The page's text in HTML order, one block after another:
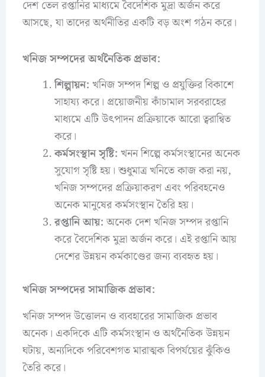
দেশ তেল রপ্তানির মাধ্যমে বৈদেশিক মুদ্রা অর্জন করে
আসছে, যা তাদের অর্থনীতির একটি বড় অংশ গঠন করে।
খনিজ সম্পদের অর্থনৈতিক প্রভাব:
শিল্পায়ন: খনিজ সম্পদ শিল্প ও প্রযুক্তির বিকাশে
সাহায্য করে। প্রয়োজনীয় কাঁচামাল সরবরাহের
মাধ্যমে এটি উৎপাদন প্রক্রিয়াকে আরো ত্বরান্বিত
করে।
কর্মসংস্থান সৃষ্টি: খনন শিল্পে কর্মসংস্থানের অনেক
সুযোগ সৃষ্টি হয়। শুধুমাত্র খনিতে কাজ করা নয়,
খনিজ সম্পদের প্রক্রিয়াকরণ এবং পরিবহনেও
অনেক মানুষের কর্মসংস্থান তৈরি হয়।
রপ্তানি আয়: অনেক দেশ খনিজ সম্পদ রপ্তানি
করে বৈদেশিক মুদ্রা অর্জন করে। এই রপ্তানি আয়
দেশের উন্নয়ন কর্মকাণ্ডের জন্য ব্যবহৃত হয়।
খনিজ সম্পদের সামাজিক প্রভাব:
খনিজ সম্পদ উত্তোলন ও ব্যবহারের সামাজিক প্রভাব
অনেক। একদিকে এটি কর্মসংস্থান ও অর্থনৈতিক উন্নয়ন
ঘটায়, অন্যদিকে পরিবেশগত মারাত্মক বিপর্যয়ের ঝুঁকিও
তৈরি করে।